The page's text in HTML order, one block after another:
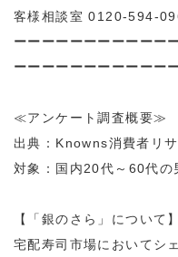
客様相談室 0120-594-
ーーーーーーーーーーー
ーーーーーーーーーーー
≪アンケート調査概要≫
出典：Knowns消費者リ
対象：国内20代～60代
【「銀のさら」について】
宅配寿司市場においてシ